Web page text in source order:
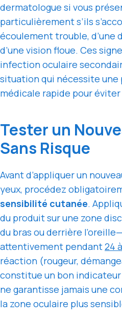
dermatologue si vous
particulièrement s’ils
écoulement trouble, d’une
d’une vision floue. Ces
infection oculaire
situation qui nécessite une
médicale rapide pour
Tester un
Sans Risque
Avant d’appliquer un
yeux, procédez
sensibilité cutanée.
du produit sur une zone
du bras ou derrière
attentivement pendant24
réaction (rougeur,
constitue un bon
ne garantisse jamais une
la zone oculaire plus